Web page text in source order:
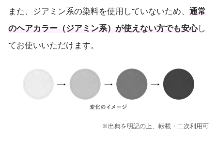
また、ジアミン系の染料を使用していないため、通常
のヘアカラー（ジアミン系）が使えない方でも安心し
てお使いいただけます。
※出典を明記の上、転載・二次利用可